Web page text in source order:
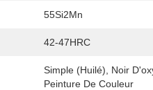
55Si2Mn
42-47HRC
Simple (huilé), Noir
Peinture De Couleur